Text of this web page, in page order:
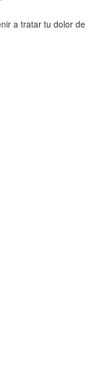
a tratar tu dolor de